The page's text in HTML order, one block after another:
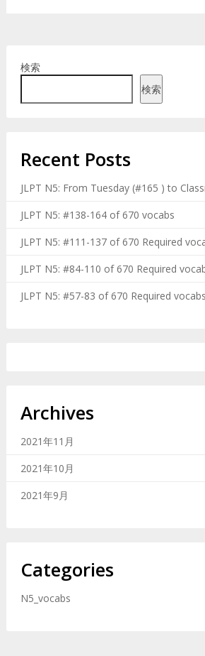
検索
検索
Recent Posts
JLPT N5: From Tuesday (#165 ) to
JLPT N5: #138-164 of 670 vocabs
JLPT N5: #111-137 of 670 Required
JLPT N5: #84-110 of 670 Required
JLPT N5: #57-83 of 670 Required vocabs
Archives
2021年11月
2021年10月
2021年9月
Categories
N5_vocabs